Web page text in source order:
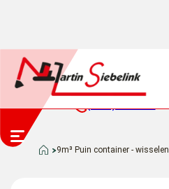
9m³ Puin container - wisselen